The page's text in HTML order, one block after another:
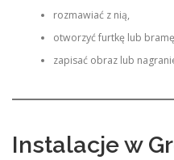
rozmawiać z nią,
otworzyć furtkę lub
zapisać obraz lub
Instalacje w